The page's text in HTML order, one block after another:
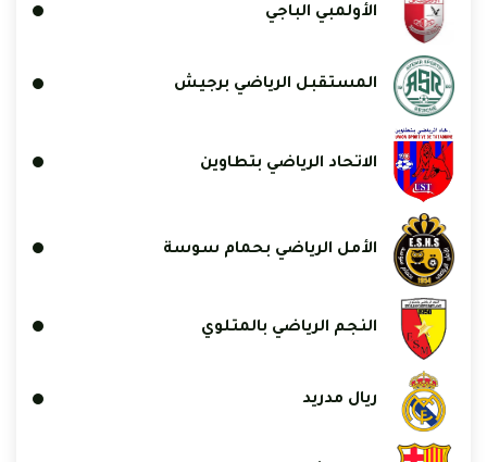
الأولمبي الباجي
المستقبل الرياضي برجيش
الاتحاد الرياضي بتطاوين
الأمل الرياضي بحمام سوسة
النجم الرياضي بالمتلوي
ريال مدريد